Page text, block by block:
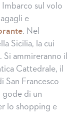
Imbarco sul volo
e
. Nel
Sicilia, la cui
ammireranno il
Cattedrale, il
San Francesco
gode di un
lo shopping e